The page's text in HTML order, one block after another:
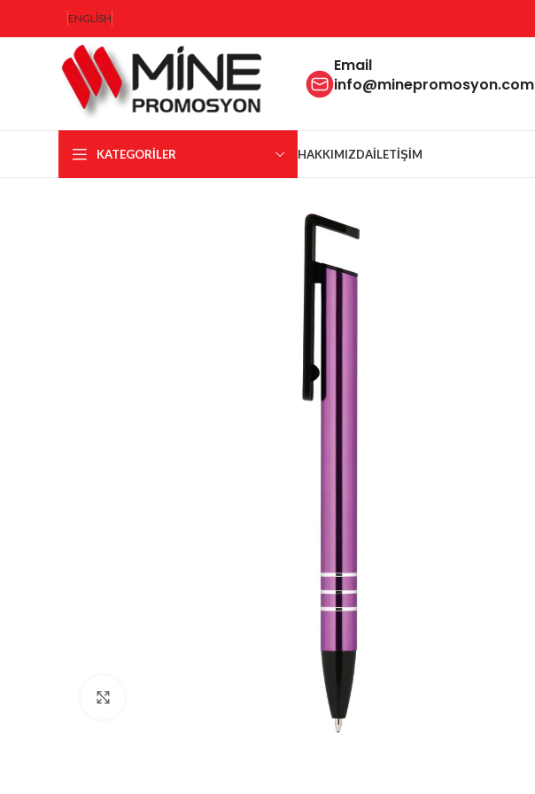
ENGLISH
Email
info@minepromosyon.com
KATEGORILER HAKKIMIZDAİLETIŞIM